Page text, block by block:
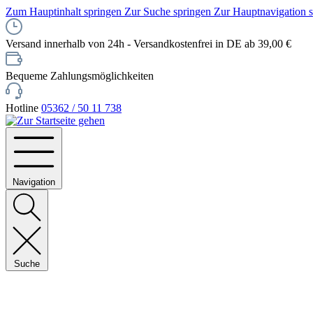
Zum Hauptinhalt springen Zur Suche springen Zur Hauptnavigation
Versand innerhalb von 24h - Versandkostenfrei in DE ab 39,00 €
Bequeme Zahlungsmöglichkeiten
Hotline 05362 / 50 11 738
Navigation
Suche